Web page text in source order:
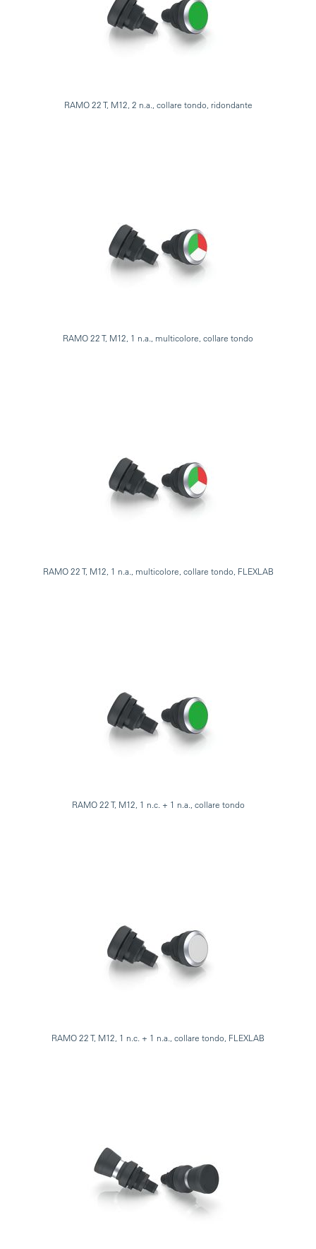
RAMO 22 T, M12, 2 n.a., collare tondo, ridondante
RAMO 22 T, M12, 1 n.a., multicolore, collare tondo
RAMO 22 T, M12, 1 n.a., multicolore, collare tondo, FLEXLAB
RAMO 22 T, M12, 1 n.c. + 1 n.a., collare tondo
RAMO 22 T, M12, 1 n.c. + 1 n.a., collare tondo, FLEXLAB